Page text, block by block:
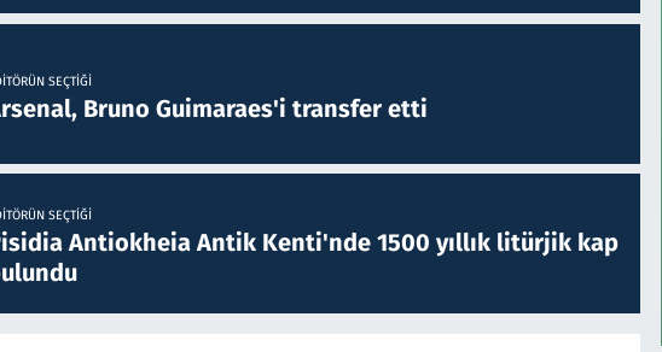
SEÇTIĞI
Bruno Guimaraes'i transfer etti
SEÇTIĞI
Antiokheia Antik Kenti'nde 1500 yıllık litürjik kap